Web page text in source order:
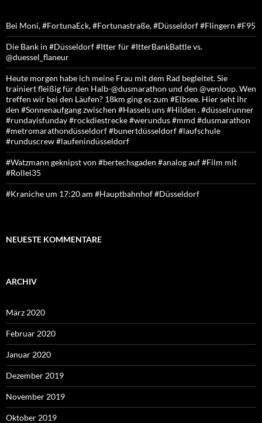
Bei Moni, #FortunaEck, #Fortunastraße, #Düsseldorf #Flingern #F95
Die Bank in #Düsseldorf #Itter für #ItterBankBattle vs.
@duessel_flaneur
Heute morgen habe ich meine Frau mit dem Rad begleitet. Sie
trainiert fleißig für den Halb-@dusmarathon und den @venloop. Wen
treffen wir bei den Läufen? 18km ging es zum #Elbsee. Hier seht ihr
den #Sonnenaufgang zwischen #Hassels uns #Hilden . #düsselrunner
#rundayisfunday #rockdiestrecke #werundus #mmd #dusmarathon
#metromarathondüsseldorf #bunertdüsseldorf #laufschule
#runduscrew #laufenindüsseldorf
#Watzmann geknipst von #bertechsgaden #analog auf #Film mit
#Rollei35
#Kraniche um 17:20 am #Hauptbahnhof #Düsseldorf
NEUESTE KOMMENTARE
ARCHIV
März 2020
Februar 2020
Januar 2020
Dezember 2019
November 2019
Oktober 2019